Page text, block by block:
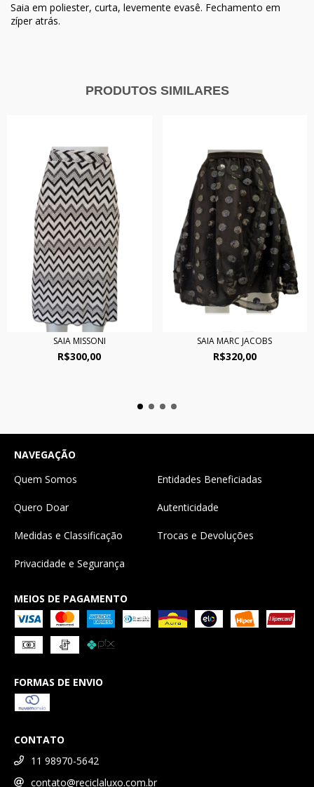
Saia em poliester, curta, levemente evasê. Fechamento em
zíper atrás.
PRODUTOS SIMILARES
SAIA MISSONI
R$300,00
SAIA MARC JACOBS
R$320,00
NAVEGAÇÃO
Quem Somos
Entidades Beneficiadas
Quero Doar Autenticidade
Medidas e Classificação Trocas e Devoluções
Privacidade e Segurança
MEIOS DE PAGAMENTO
FORMAS DE ENVIO
CONTATO
11 98970-5642
contato@reciclaluxo.com.br